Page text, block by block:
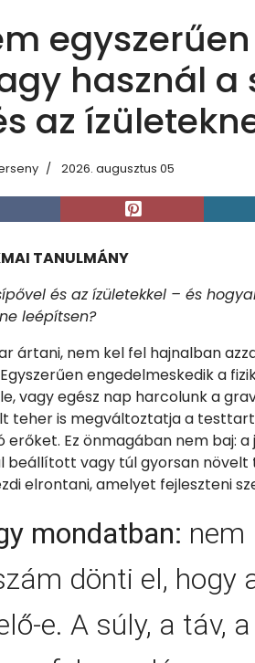
egyszerűen
használ a
az
2026. augusztus 05
TANULMÁNY
és az ízületekkel – és
leépítsen?
ártani, nem kel fel hajnalban
engedelmeskedik a
vagy egész nap harcolunk a
teher is megváltoztatja a
erőket. Ez önmagában nem baj: a
beállított vagy túl gyorsan növelt
elrontani, amelyet fejleszteni
mondatban: nem
dönti el, hogy
e. A súly, a táv,